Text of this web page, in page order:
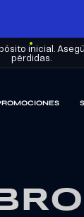
inicial.
pérdidas.